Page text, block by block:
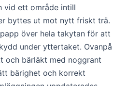
vid ett område intill
byttes ut mot nytt friskt trä.
över hela takytan för att
under yttertaket. Ovanpå
och bärläkt med noggrant
bärighet och korrekt